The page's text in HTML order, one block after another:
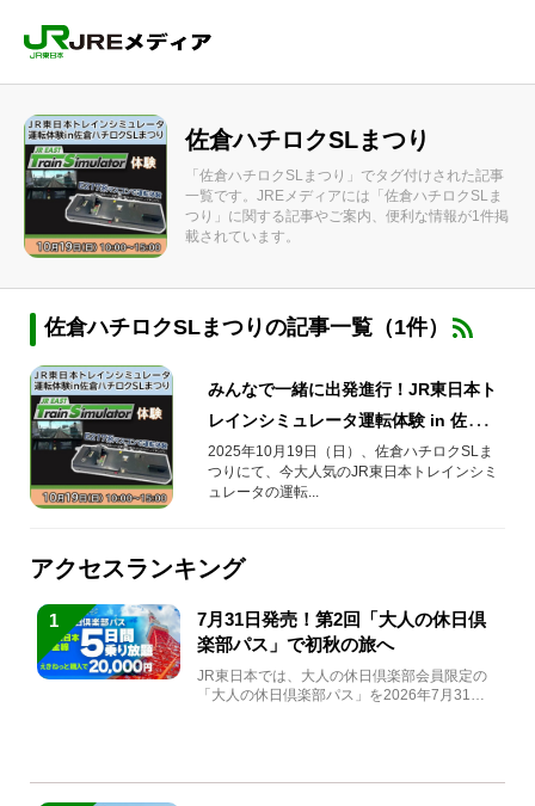
佐倉ハチロクSLまつり
「佐倉ハチロクSLまつり」でタグ付けされた記事
一覧です。JREメディアには「佐倉ハチロクSLま
つり」に関する記事やご案内、便利な情報が1件掲
載されています。
佐倉ハチロクSLまつりの記事一覧（1件）
みんなで一緒に出発進行！JR東日本ト
レインシミュレータ運転体験 in 佐倉ハ
チロクSLまつり開催！
2025年10月19日（日）、佐倉ハチロクSLま
つりにて、今大人気のJR東日本トレインシミ
ュレータの運転...
アクセスランキング
1
7月31日発売！第2回「大人の休日倶
楽部パス」で初秋の旅へ
JR東日本では、大人の休日倶楽部会員限定の
「大人の休日倶楽部パス」を2026年7月31日